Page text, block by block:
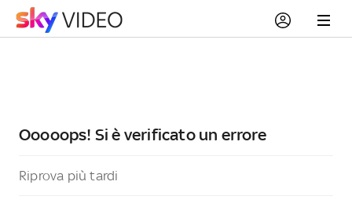
Ooooops! Si è verificato un errore
Riprova più tardi